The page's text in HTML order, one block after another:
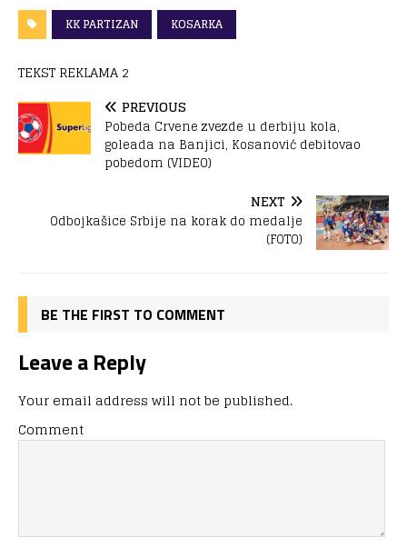
KK PARTIZAN KOSARKA
TEKST REKLAMA 2
PREVIOUS
Pobeda Crvene zvezde u derbiju kola,
goleada na Banjici, Kosanović debitovao
pobedom (VIDEO)
NEXT
Odbojkašice Srbije na korak do medalje
(FOTO)
BE THE FIRST TO COMMENT
Leave a Reply
Your email address will not be published.
Comment